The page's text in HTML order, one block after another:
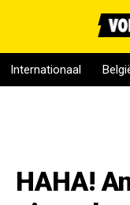
Internationaal
HAHA!